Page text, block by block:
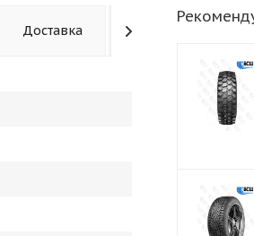
Доставка